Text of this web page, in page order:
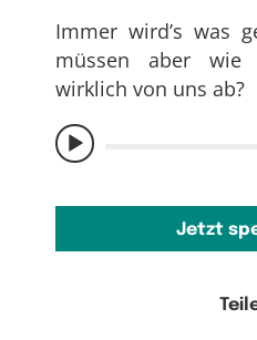
Immer wird’s was
müssen aber
wirklich von uns ab?
Jetzt